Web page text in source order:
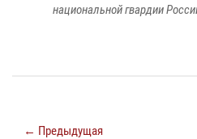
национальной гвардии
← Предыдущая